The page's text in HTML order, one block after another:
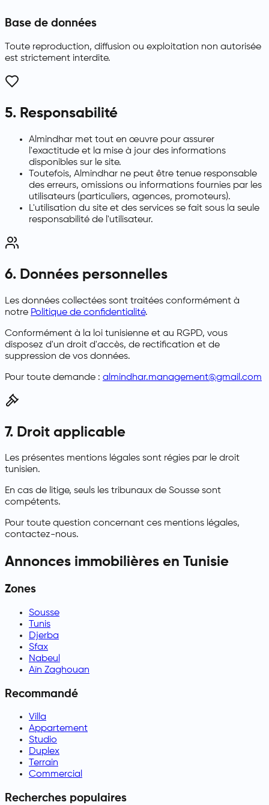
Base de données
Toute reproduction, diffusion ou exploitation non autorisée
est strictement interdite.
5. Responsabilité
Almindhar met tout en œuvre pour assurer
l'exactitude et la mise à jour des informations
disponibles sur le site.
Toutefois, Almindhar ne peut être tenue responsable
des erreurs, omissions ou informations fournies par les
utilisateurs (particuliers, agences, promoteurs).
L'utilisation du site et des services se fait sous la seule
responsabilité de l'utilisateur.
6. Données personnelles
Les données collectées sont traitées conformément à
notre Politique de confidentialité.
Conformément à la loi tunisienne et au RGPD, vous
disposez d'un droit d'accès, de rectification et de
suppression de vos données.
Pour toute demande : almindhar.management@gmail.com
7. Droit applicable
Les présentes mentions légales sont régies par le droit
tunisien.
En cas de litige, seuls les tribunaux de Sousse sont
compétents.
Pour toute question concernant ces mentions légales,
contactez-nous.
Annonces immobilières en Tunisie
Zones
Sousse
Tunis
Djerba
Sfax
Nabeul
Aïn Zaghouan
Recommandé
Villa
Appartement
Studio
Duplex
Terrain
Commercial
Recherches populaires